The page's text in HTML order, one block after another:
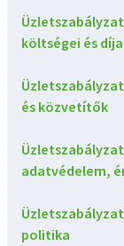
költségei és díja
és közvetítők
adatvédelem,
politika